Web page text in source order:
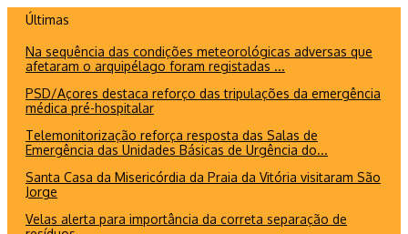
conteúdo
Últimas
Na sequência das condições meteorológicas adversas que
afetaram o arquipélago foram registadas ...
PSD/Açores destaca reforço das tripulações da emergência
médica pré-hospitalar
Telemonitorização reforça resposta das Salas de
Emergência das Unidades Básicas de Urgência do...
Santa Casa da Misericórdia da Praia da Vitória visitaram São
Jorge
Velas alerta para importância da correta separação de